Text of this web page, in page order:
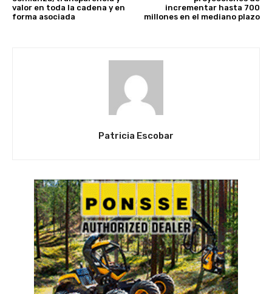
valor en toda la cadena y en
forma asociada
incrementar hasta 700
millones en el mediano plazo
Patricia Escobar